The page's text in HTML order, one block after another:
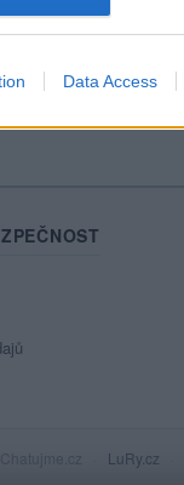
Data Access
LuRy.cz